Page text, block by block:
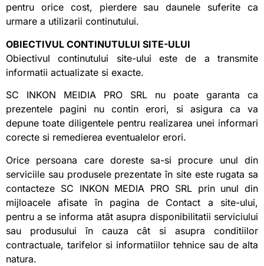
pentru orice cost, pierdere sau daunele suferite ca
urmare a utilizarii continutului.
OBIECTIVUL CONTINUTULUI SITE-ULUI
Obiectivul continutului site-ului este de a transmite
informatii actualizate si exacte.
SC INKON MEIDIA PRO SRL nu poate garanta ca
prezentele pagini nu contin erori, si asigura ca va
depune toate diligentele pentru realizarea unei informari
corecte si remedierea eventualelor erori.
Orice persoana care doreste sa-si procure unul din
serviciile sau produsele prezentate în site este rugata sa
contacteze SC INKON MEDIA PRO SRL prin unul din
mijloacele afisate în pagina de Contact a site-ului,
pentru a se informa atât asupra disponibilitatii serviciului
sau produsului în cauza cât si asupra conditiilor
contractuale, tarifelor si informatiilor tehnice sau de alta
natura.